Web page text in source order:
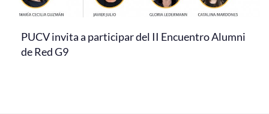
PUCV invita a participar del II Encuentro Alumni
de Red G9